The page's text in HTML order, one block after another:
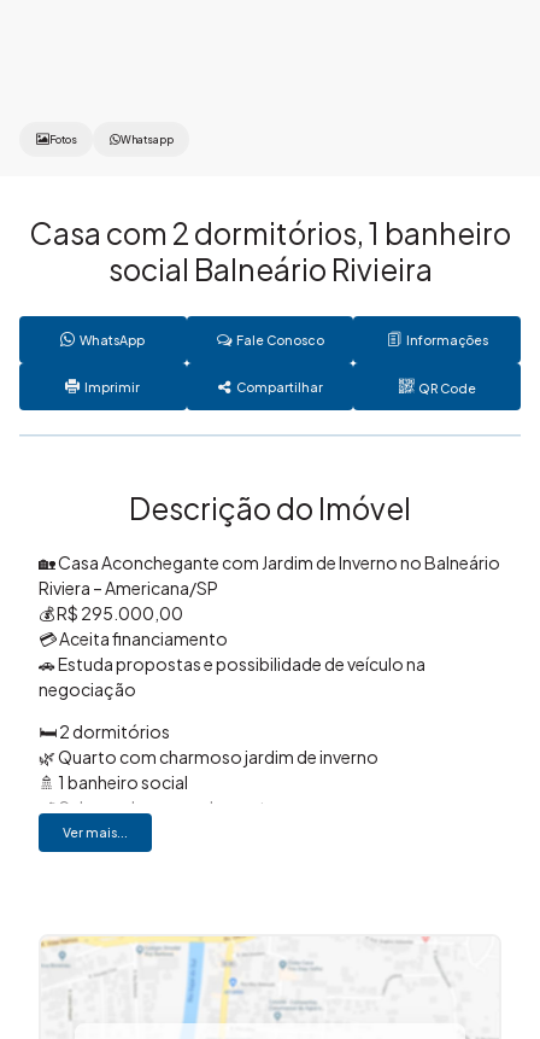
Fotos Whatsapp
Casa com 2 dormitórios, 1 banheiro
social Balneário Rivieira
WhatsApp Fale Conosco Informações
Imprimir Compartilhar QR Code
Descrição do Imóvel
🏡 Casa Aconchegante com Jardim de Inverno no Balneário
Riviera – Americana/SP
💰 R$ 295.000,00
💳 Aceita financiamento
🚗 Estuda propostas e possibilidade de veículo na
negociação
🛏️ 2 dormitórios
🌿 Quarto com charmoso jardim de inverno
🚿 1 banheiro social
🛋️ Sala ampla e aconchegante
🍽️ Cozinha espaçosa
🚗 Garagem para 2 carros
☀️ Ambientes bem distribuídos, funcionais e acolhedores,
proporcionando conforto e praticidade para o dia a dia.
📍 Localizada no Balneário Riviera, em Americana/SP, em
Ver mais...